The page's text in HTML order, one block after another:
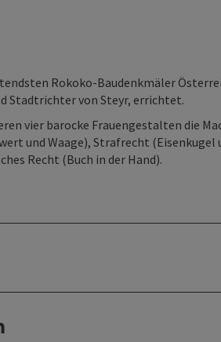
Rokoko-Baudenkmäler
Stadtrichter von Steyr, errichtet.
vier barocke Frauengestalten die
und Waage), Strafrecht
Recht (Buch in der Hand).